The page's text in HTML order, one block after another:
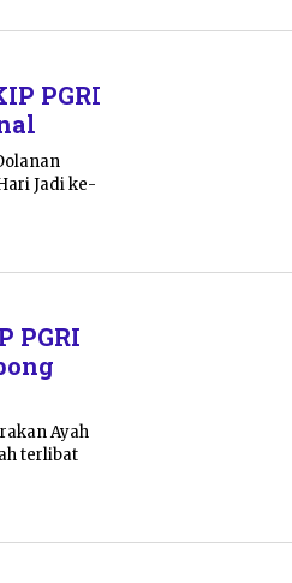
PGRI
Jadi ke-
PGRI
Ayah
terlibat